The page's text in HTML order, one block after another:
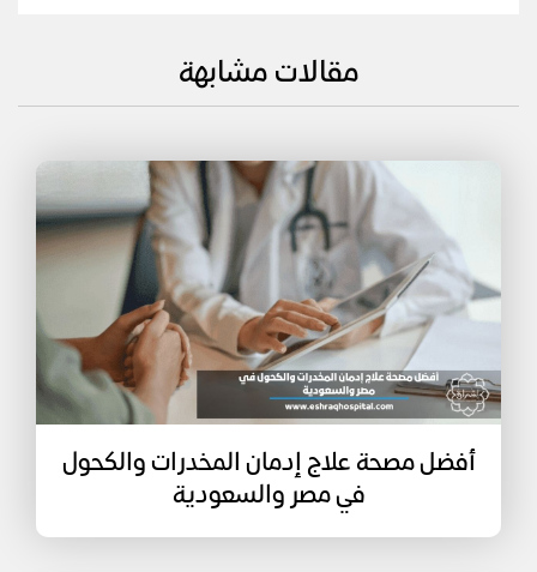
مقالات مشابهة
أفضل مصحة علاج إدمان المخدرات والكحول
في مصر والسعودية